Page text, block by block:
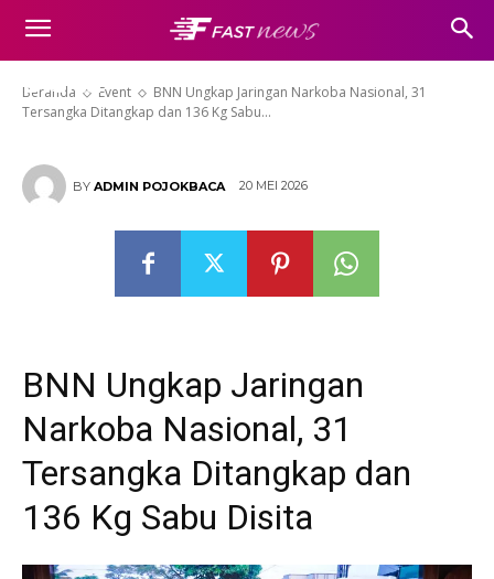
Beranda Event
BNN Ungkap Jaringan Narkoba Nasional, 31
Tersangka Ditangkap dan 136 Kg Sabu...
Nasional, 31 Tersangka
Ditangkap dan 136 Kg Sabu
Disita
BY ADMIN POJOKBACA 20 MEI 2026
BNN Ungkap Jaringan
Narkoba Nasional, 31
Tersangka Ditangkap dan
136 Kg Sabu Disita